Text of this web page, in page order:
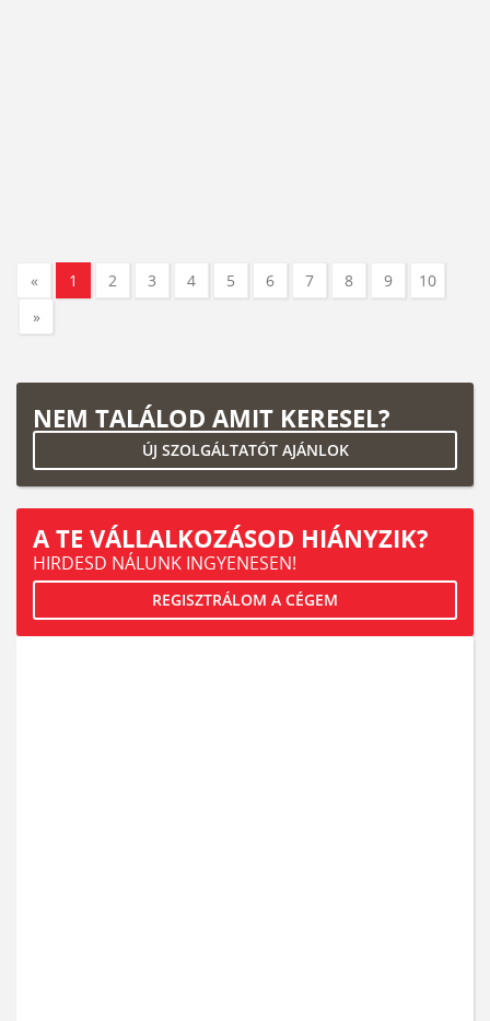
« 1 2 3 4 5 6 7 8 9
10
»
NEM TALÁLOD AMIT KERESEL?
ÚJ SZOLGÁLTATÓT AJÁNLOK
A TE VÁLLALKOZÁSOD HIÁNYZIK?
HIRDESD NÁLUNK INGYENESEN!
REGISZTRÁLOM A CÉGEM